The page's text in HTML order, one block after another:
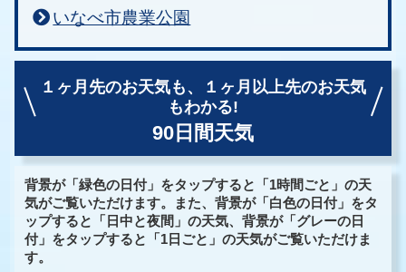
いなべ市農業公園
１ヶ月先のお天気も、
１ヶ月以上先のお天気
もわかる!
90日間天気
背景が「緑色の日付」をタップすると「1時間ごと」の天
気がご覧いただけます。また、背景が「白色の日付」をタ
ップすると「日中と夜間」の天気、背景が「グレーの日
付」をタップすると「1日ごと」の天気がご覧いただけま
す。